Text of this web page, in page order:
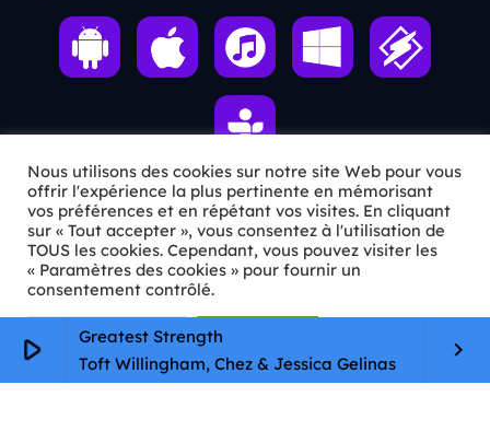
play_arrow
Greatest Strength
Toft Willingham, Chez & Jessica Gelinas
keyboard_arrow_right
ℹ️ INFOS PRATIQUES
✉️Contact
🦊Qui sommes-nous ?
📄
Mentions légales
Nous utilisons des cookies sur notre site Web pour vous
offrir l'expérience la plus pertinente en mémorisant
vos préférences et en répétant vos visites. En cliquant
sur « Tout accepter », vous consentez à l'utilisation de
TOUS les cookies. Cependant, vous pouvez visiter les
« Paramètres des cookies » pour fournir un
consentement contrôlé.
Paramètres Cookie Tout accepter